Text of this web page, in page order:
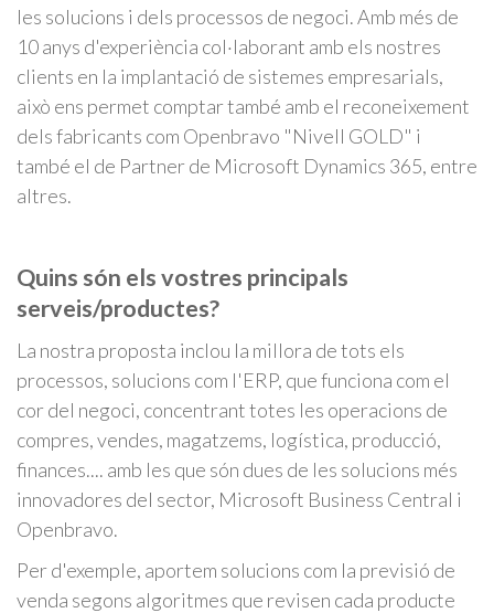
les solucions i dels processos de negoci. Amb més de
10 anys d'experiència col·laborant amb els nostres
clients en la implantació de sistemes empresarials,
això ens permet comptar també amb el reconeixement
dels fabricants com Openbravo "Nivell GOLD" i
també el de Partner de Microsoft Dynamics 365, entre
altres.
Quins són els vostres principals
serveis/productes?
La nostra proposta inclou la millora de tots els
processos, solucions com l'ERP, que funciona com el
cor del negoci, concentrant totes les operacions de
compres, vendes, magatzems, logística, producció,
finances.... amb les que són dues de les solucions més
innovadores del sector, Microsoft Business Central i
Openbravo.
Per d'exemple, aportem solucions com la previsió de
venda segons algoritmes que revisen cada producte